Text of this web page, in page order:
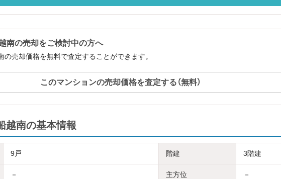
南の売却をご検討中の方へ
の売却価格を無料で査定することができます。
このマンションの売却価格を査定する（無料）
越南の基本情報
9戸 階建 3階建
－ 主方位 －